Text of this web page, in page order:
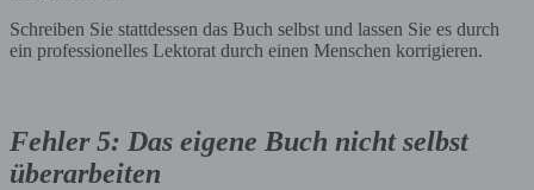
Schreiben Sie stattdessen das Buch selbst und lassen Sie es durch
ein professionelles Lektorat durch einen Menschen korrigieren.
Fehler 5: Das eigene Buch nicht selbst
überarbeiten